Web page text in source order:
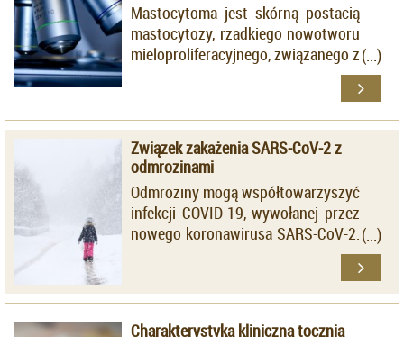
Mastocytoma jest skórną postacią
mastocytozy, rzadkiego nowotworu
mieloproliferacyjnego, związanego z
klonalnym rozrostem
nieprawidłowych komórek
tucznych. Choroba najczęściej
dotyczy pacjentów pediatrycznych,
a złotym standardem
diagnostycznym jest badanie
histopatologiczne.
Związek zakażenia SARS-CoV-2 z
odmrozinami
Odmroziny mogą współtowarzyszyć
infekcji COVID-19, wywołanej przez
nowego koronawirusa SARS-CoV-2.
Zmiany najczęściej pojawiają się u
Charakterystyka kliniczna tocznia